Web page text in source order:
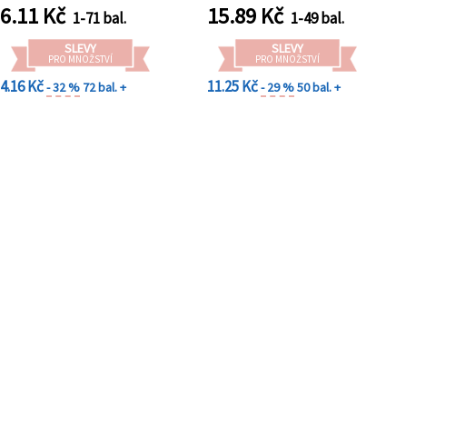
6.11 Kč 1-71 bal.
SLEVY
PRO MNOŽSTVÍ
4.16 Kč- 32 % 72 bal. +
15.89Kč 1-49 bal.
SLEVY
PRO MNOŽSTVÍ
11.25 Kč- 29 %50 bal. +